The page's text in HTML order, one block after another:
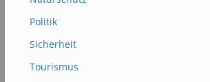
Politik
Sicherheit
Tourismus